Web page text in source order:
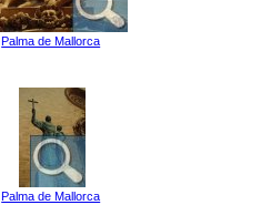
Palma de Mallorca
Palma de Mallorca